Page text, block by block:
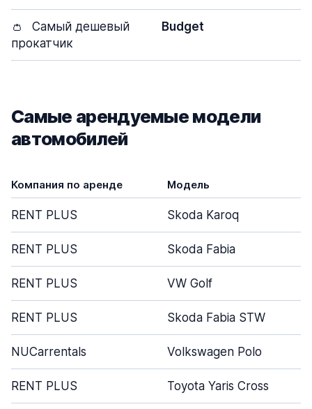
👛
Самый дешевый
прокатчик
Budget
Самые арендуемые модели
автомобилей
Компания по аренде Модель
RENT PLUS Skoda Karoq
RENT PLUS Skoda Fabia
RENT PLUS VW Golf
RENT PLUS Skoda Fabia STW
NUCarrentals Volkswagen Polo
RENT PLUS Toyota Yaris Cross